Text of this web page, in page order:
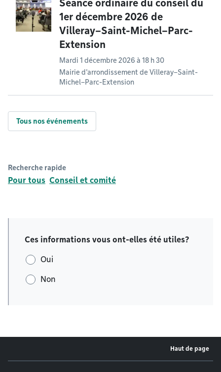
Séance ordinaire du conseil du
1er décembre 2026 de
Villeray–Saint-Michel–Parc-
Extension
Mardi 1 décembre 2026 à 18 h 30
Mairie d'arrondissement de Villeray–Saint-
Michel–Parc-Extension
Tous nos événements
Recherche rapide
Pour tous Conseil et comité
Ces informations vous ont-elles été utiles?
Oui
Non
Haut de page